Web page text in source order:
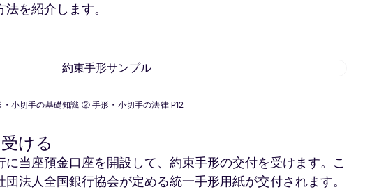
を紹介します。
約
手
形
プ
ル
小切手の基礎知識 ② 手形・小切手の法律 P12
ける
当座預金口座を開設して、約束手形の交付を受けます。こ
法人全国銀行協会が定める統一手形用紙が交付されます。